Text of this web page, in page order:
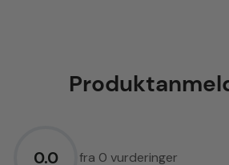
0.0 fra 0 vurderinger